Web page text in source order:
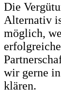
Die
Alternativ
möglich,
wir gerne
klären.